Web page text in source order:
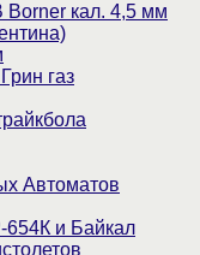
Borner кал. 4,5 мм
газ
Автоматов
и Байкал